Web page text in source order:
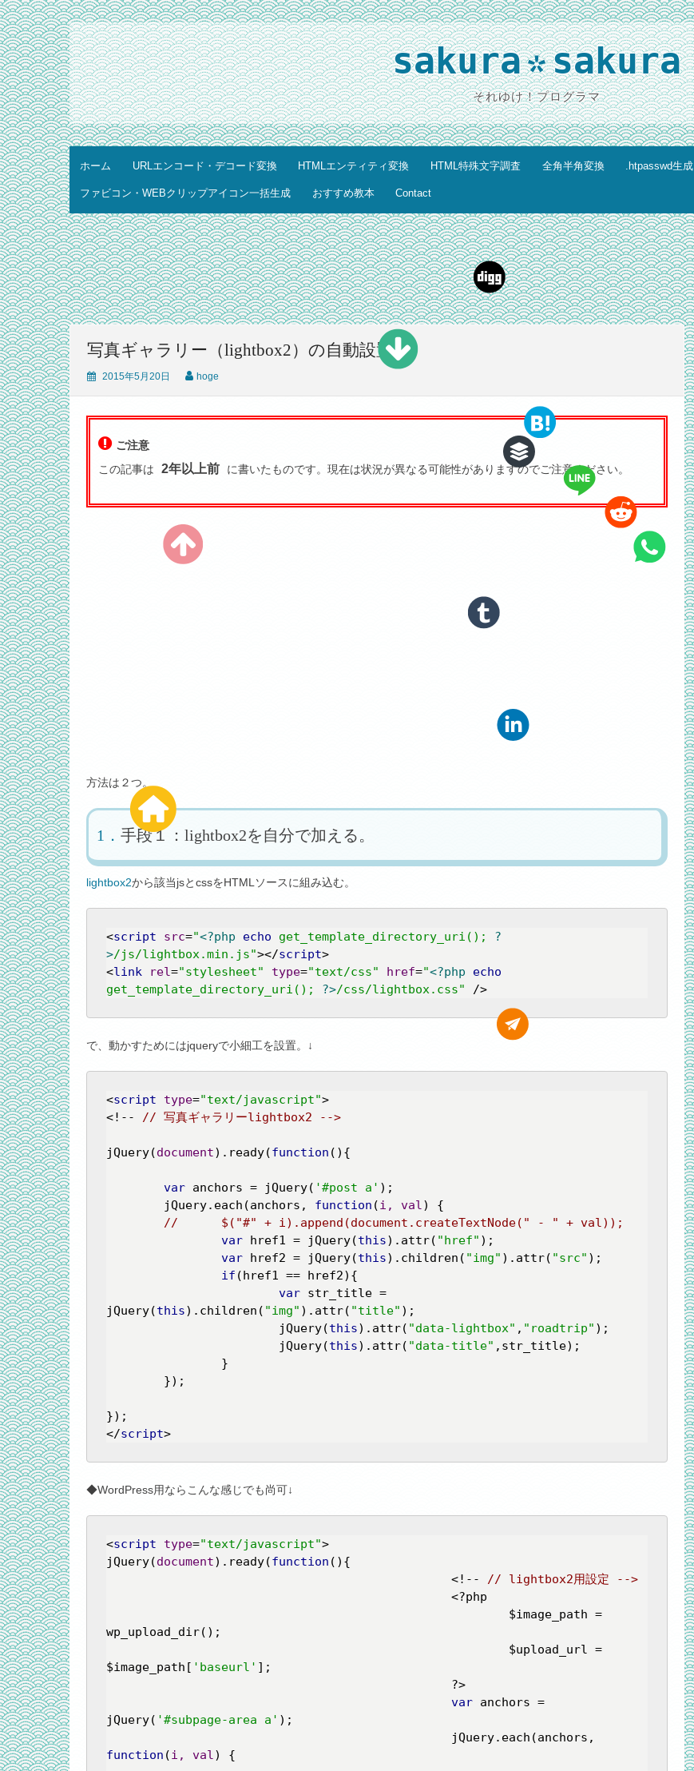
sakura*sakura
それゆけ！プログラマ
ホーム URLエンコード・デコード変換 HTMLエンティティ変換 HTML特殊文字調査 全角半角変換 .htpasswd生成
ファビコン・WEBクリップアイコン一括生成 おすすめ教本 Contact
写真ギャラリー（lightbox2）の自動設置
2015年5月20日 hoge
ご注意
この記事は
2年以上前 に書いたものです。現在は状況が異なる可能性がありますのでご注意ください。
方法は２つ。
手段１：lightbox2を自分で加える。
lightbox2から該当jsとcssをHTMLソースに組み込む。
<script src="<?php echo get_template_directory_uri(); ?
>/js/lightbox.min.js"></script>
<link rel="stylesheet" type="text/css" href="<?php
echo
get_template_directory_uri(); ?>/css/lightbox.css" />
で、動かすためにはjqueryで小細工を設置。↓
<script type="text/javascript">
<!-- // 写真ギャラリーlightbox2 -->
jQuery(document).ready(function ( ) {
var anchors = jQuery( '#post a' );
	jQuery.each(anchors,
function (i, val) {
//	$("#" + i).append(document.createTextNode(" - " + val));
var href1 = jQuery(this).attr( "href" );
var href2 = jQuery(this).children( "img" ).attr( "src" );
if (href1 == href2){
var str_title =
jQuery(this).children( "img" ).attr( "title" );
			jQuery(
this).attr( "data-lightbox" , "roadtrip" );
			jQuery(
this).attr( "data-title" ,str_title);
</script>
◆WordPress用ならこんな感じでも尚可↓
<script type="text/javascript">
jQuery(document).ready(function ( ) {
						<!--
// lightbox2用設定 -->
wp_upload_dir();
$image_path[ 'baseurl' ];
var anchors =
jQuery( '#subpage-area a' );
function (i, val) {